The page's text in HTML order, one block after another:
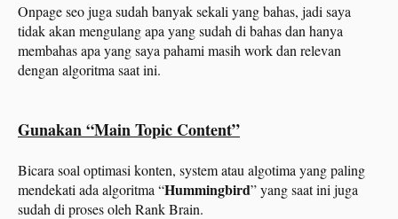
Onpage seo juga sudah banyak sekali yang bahas, jadi saya
tidak akan mengulang apa yang sudah di bahas dan hanya
membahas apa yang saya pahami masih work dan relevan
dengan algoritma saat ini.
Gunakan “Main Topic Content”
Bicara soal optimasi konten, system atau algotima yang paling
mendekati ada algoritma “Hummingbird” yang saat ini juga
sudah di proses oleh Rank Brain.